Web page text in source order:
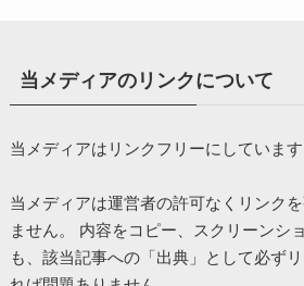
当メディアのリンクについて
当メディアはリンクフリーにしています
当メディアは運営者の許可なくリンク
ません。 内容をコピー、スクリーンシ
も、該当記事への「出典」として必ず